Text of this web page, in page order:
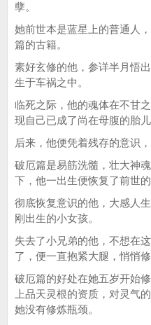
孽。
她前世本是蓝星上的普通人
篇的古籍。
素好玄修的他，参详半月悟
生于车祸之中。
临死之际，他的魂体在不甘
现自己已成了尚在母腹的胎儿
后来，他便凭着残存的意识
破厄篇是易筋洗髓，壮大神
下，他一出生便恢复了前世的
彻底恢复意识的他，大感人
刚出生的小女孩。
失去了小兄弟的他，不想在
了，便一直抱紧大腿，悄悄修
破厄篇的好处在她五岁开始
上品天灵根的资质，对灵气
她没有修炼瓶颈。